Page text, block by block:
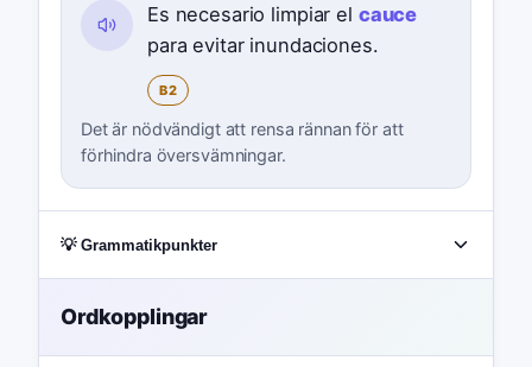
Es necesario limpiar el cauce
para evitar inundaciones.
B2
Det är nödvändigt att rensa rännan för att
förhindra översvämningar.
💡 Grammatikpunkter
Ordkopplingar